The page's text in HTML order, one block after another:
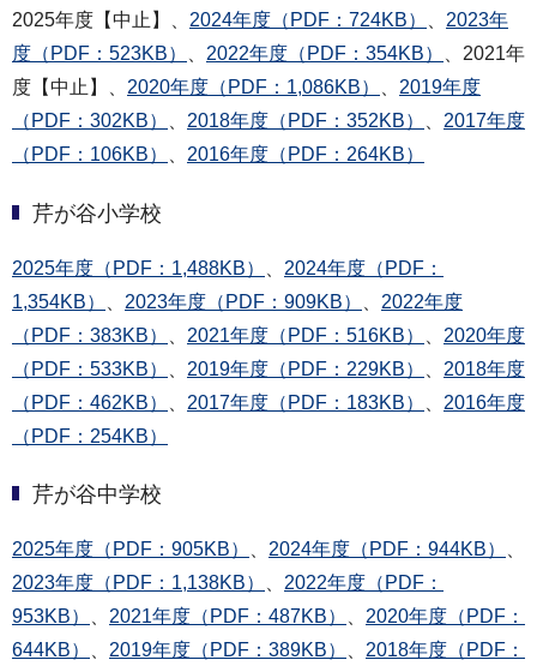
2025年度【中止】、 2024年度（PDF：724KB）
2023年
度（PDF：523KB）
2022年度（PDF：354KB）
、2021年
度【中止】、 2020年度（PDF：1,086KB）
2019年度
（PDF：302KB）
2018年度（PDF：352KB）
2017年度
（PDF：106KB）
2016年度（PDF：264KB）
芹が谷小学校
2025年度（PDF：1,488KB）
2024年度（PDF：
1,354KB）
2023年度（PDF：909KB）
2022年度
（PDF：383KB）
2021年度（PDF：516KB）
2020年度
（PDF：533KB）
2019年度（PDF：229KB）
2018年度
（PDF：462KB）
2017年度（PDF：183KB）
2016年度
（PDF：254KB）
芹が谷中学校
2025年度（PDF：905KB） 2024年度（PDF：944KB）
2023年度（PDF：1,138KB）
2022年度（PDF：
953KB）
2021年度（PDF：487KB）
2020年度（PDF：
644KB）
2019年度（PDF：389KB）
2018年度（PDF：